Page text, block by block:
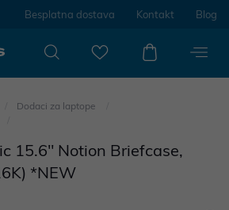
Besplatna dostava Kontakt Blog
Dodaci za laptope
15.6" Notion Briefcase,
*NEW